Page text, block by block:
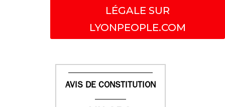
LÉGALE SUR
LYONPEOPLE.COM
AVIS DE CONSTITUTION